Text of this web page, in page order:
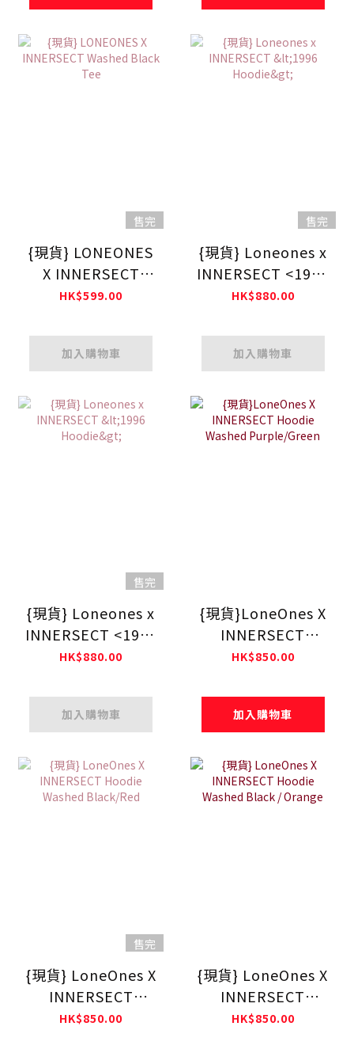
售完
{現貨} LONEONES
X INNERSECT
Washed Black Tee
HK$599.00
加入購物車
售完
{現貨} Loneones x
INNERSECT <1996
Hoodie>
HK$880.00
加入購物車
售完
{現貨} Loneones x
INNERSECT <1996
Hoodie>
HK$880.00
加入購物車
{現貨}LoneOnes X
INNERSECT
Hoodie Washed
HK$850.00
加入購物車
售完
{現貨} LoneOnes X
INNERSECT
Hoodie Washed
HK$850.00
{現貨} LoneOnes X
INNERSECT
Hoodie Washed
HK$850.00